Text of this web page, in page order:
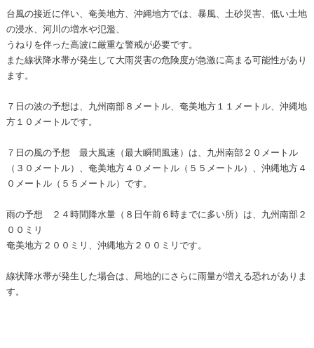
台風の接近に伴い、奄美地方、沖縄地方では、暴風、土砂災害、低い土地
の浸水、河川の増水や氾濫、
うねりを伴った高波に厳重な警戒が必要です。
また線状降水帯が発生して大雨災害の危険度が急激に高まる可能性があり
ます。
７日の波の予想は、九州南部８メートル、奄美地方１１メートル、沖縄地
方１０メートルです。
７日の風の予想 最大風速（最大瞬間風速）は、九州南部２０メートル
（３０メートル）、奄美地方４０メートル（５５メートル）、沖縄地方４
０メートル（５５メートル）です。
雨の予想 ２４時間降水量（８日午前６時までに多い所）は、九州南部２
００ミリ
奄美地方２００ミリ、沖縄地方２００ミリです。
線状降水帯が発生した場合は、局地的にさらに雨量が増える恐れがありま
す。